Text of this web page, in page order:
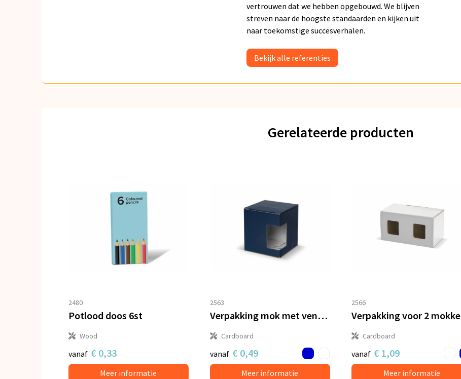
vertrouwen dat we hebben opgebouwd. We blijven
streven naar de hoogste standaarden en kijken uit
naar toekomstige succesverhalen.
Bekijk alle referenties
Gerelateerde producten
2480
Potlood doos 6st
Wood
vanaf € 0,33
Meer informatie
2563
Verpakking mok met venster
Cardboard
vanaf € 0,49
Meer informatie
2566
Cardboard
vanaf € 1,09
Meer informatie